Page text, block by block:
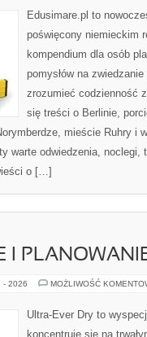
Edusimare.pl to
poświęcony niemieckim
kompendium dla osób
pomysłów na
zrozumieć codzienność
się treści o Berlinie,
mieście Ruhry i
warte odwiedzenia,
o […]
I
- 2026 MOŻLIWOŚĆ
Ultra-Ever Dry to
koncentruje się na